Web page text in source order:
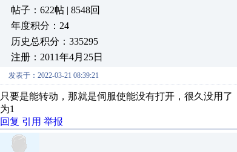
帖子：622帖 | 8548回
年度积分：24
历史总积分：335295
注册：2011年4月25日
发表于：2022-03-21 08:39:21
只要是能转动，那就是伺服使能没有打开，很久没用
为1
回复 引用 举报